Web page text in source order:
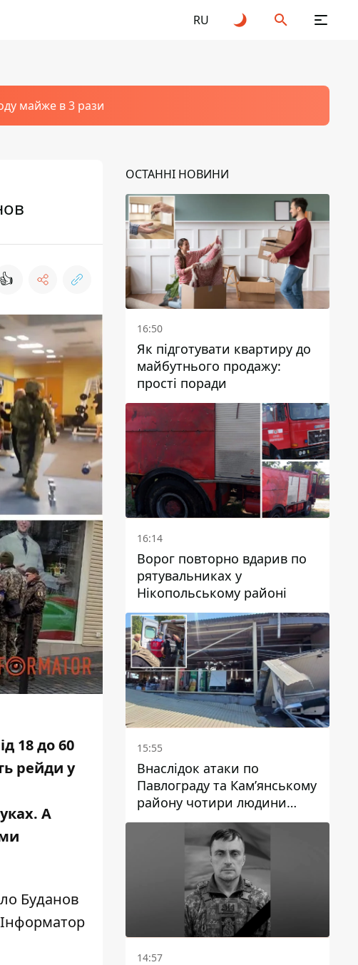
RU
майже в 3 рази
👍
18 до 60
рейди у
А
Буданов
ОСТАННІ НОВИНИ
16:50
Як підготувати квартиру до
майбутнього продажу:
прості поради
16:14
Ворог повторно вдарив по
рятувальниках у
Нікопольському районі
15:55
Внаслідок атаки по
Павлограду та Кам’янському
району чотири людини
загинули, семеро зазнали
поранень
14:57